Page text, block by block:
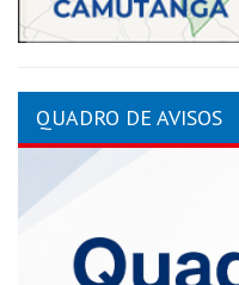
QUADRO DE AVISOS